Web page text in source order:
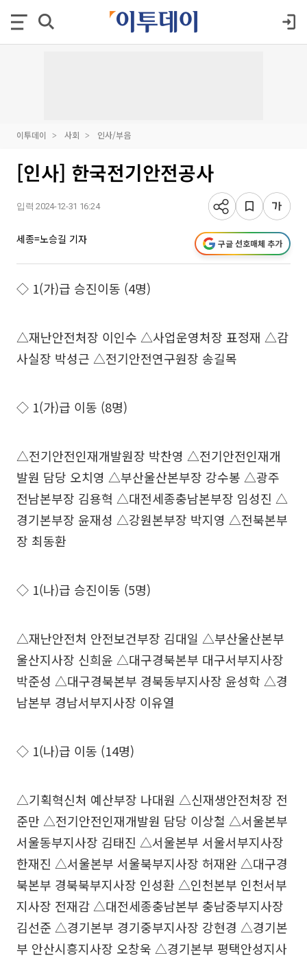
이투데이 사회 인사/부음
[인사] 한국전기안전공사
입력 2024-12-31 16:24
세종=노승길 기자 구글 선호매체 추가
◇ 1(가)급 승진이동 (4명)
△재난안전처장 이인수 △사업운영처장 표정재 △감
사실장 박성근 △전기안전연구원장 송길목
◇ 1(가)급 이동 (8명)
△전기안전인재개발원장 박찬영 △전기안전인재개
발원 담당 오치영 △부산울산본부장 강수봉 △광주
전남본부장 김용혁 △대전세종충남본부장 임성진 △
경기본부장 윤재성 △강원본부장 박지영 △전북본부
장 최동환
◇ 1(나)급 승진이동 (5명)
△재난안전처 안전보건부장 김대일 △부산울산본부
울산지사장 신희윤 △대구경북본부 대구서부지사장
박준성 △대구경북본부 경북동부지사장 윤성학 △경
남본부 경남서부지사장 이유열
◇ 1(나)급 이동 (14명)
△기획혁신처 예산부장 나대원 △신재생안전처장 전
준만 △전기안전인재개발원 담당 이상철 △서울본부
서울동부지사장 김태진 △서울본부 서울서부지사장
한재진 △서울본부 서울북부지사장 허재완 △대구경
북본부 경북북부지사장 인성환 △인천본부 인천서부
지사장 전재감 △대전세종충남본부 충남중부지사장
김선준 △경기본부 경기중부지사장 강현경 △경기본
부 안산시흥지사장 오창욱 △경기본부 평택안성지사